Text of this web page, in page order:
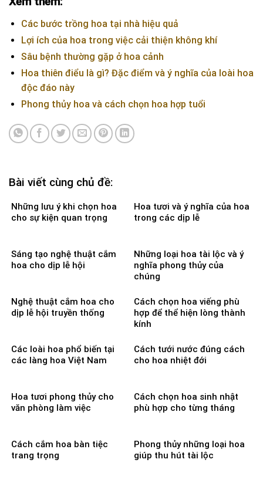
Các bước trồng hoa tại nhà hiệu quả
Lợi ích của hoa trong việc cải thiện không khí
Sâu bệnh thường gặp ở hoa cảnh
Hoa thiên điểu là gì? Đặc điểm và ý nghĩa của loài hoa
độc đáo này
Phong thủy hoa và cách chọn hoa hợp tuổi
Bài viết cùng chủ đề:
Những lưu ý khi chọn hoa
cho sự kiện quan trọng
Hoa tươi và ý nghĩa của hoa
trong các dịp lễ
Sáng tạo nghệ thuật cắm
hoa cho dịp lễ hội
Những loại hoa tài lộc và ý
nghĩa phong thủy của
chúng
Nghệ thuật cắm hoa cho
dịp lễ hội truyền thống
Cách chọn hoa viếng phù
hợp để thể hiện lòng thành
kính
Các loài hoa phổ biến tại
các làng hoa Việt Nam
Cách tưới nước đúng cách
cho hoa nhiệt đới
Hoa tươi phong thủy cho
văn phòng làm việc
Cách chọn hoa sinh nhật
phù hợp cho từng tháng
Cách cắm hoa bàn tiệc
trang trọng
Phong thủy những loại hoa
giúp thu hút tài lộc